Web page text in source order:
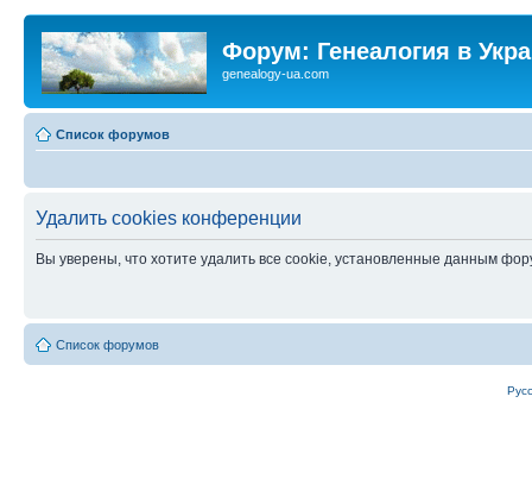
Форум: Генеалогия в
genealogy-ua.com
Список форумов
Удалить cookies конференции
Вы уверены, что хотите удалить все cookie, установленные данным
Список форумов